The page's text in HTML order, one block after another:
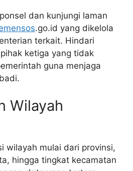
dan kunjungi laman
.go.id yang dikelola
terkait. Hindari
ketiga yang tidak
guna menjaga
Wilayah
wilayah mulai dari provinsi,
hingga tingkat kecamatan